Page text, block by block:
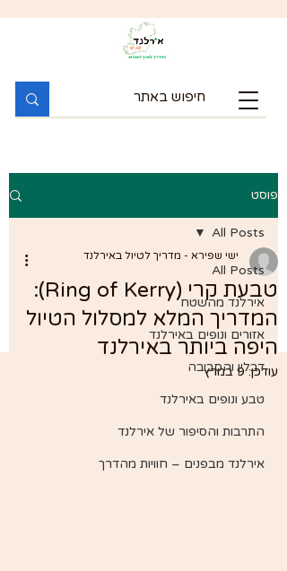
פוסט
All Posts
אירלנד מהשטח
אזורים ונופים באירלנד
דבלין והסביבה
טבע ונופים באירלנד
התרבות והסיפור של אירלנד
אירלנד מבפנים – חוויות מהדרך
All Posts
טבעת קרי (Ring of Kerry):
המדריך המלא למסלול הטיול
היפה ביותר באירלנד
ישי שפירא - מדריך לטיול באירלנד
עודכן:9 במרץ